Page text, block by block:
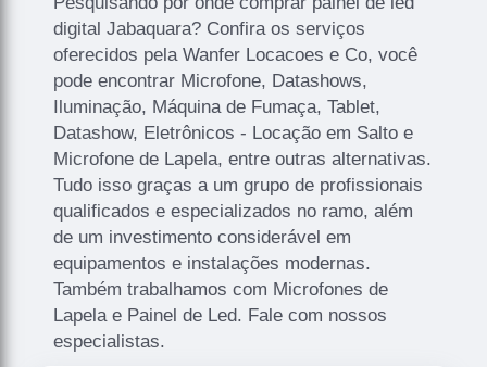
digital Jabaquara? Confira os serviços
oferecidos pela Wanfer Locacoes e Co, você
pode encontrar Microfone, Datashows,
Iluminação, Máquina de Fumaça, Tablet,
Datashow, Eletrônicos - Locação em Salto e
Microfone de Lapela, entre outras alternativas.
Tudo isso graças a um grupo de profissionais
qualificados e especializados no ramo, além
de um investimento considerável em
equipamentos e instalações modernas.
Também trabalhamos com Microfones de
Lapela e Painel de Led. Fale com nossos
especialistas.